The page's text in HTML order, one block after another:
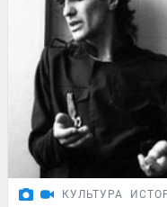
КУЛЬТУРА